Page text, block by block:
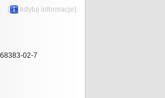
[ edytuj informacje]
02-7